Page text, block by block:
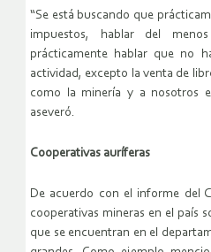
“Se está buscando que
impuestos, hablar del
prácticamente hablar que no
actividad, excepto la venta de
como la minería y a nosotros
aseveró.
Cooperativas auríferas
De acuerdo con el informe del
cooperativas mineras en el país
que se encuentran en el